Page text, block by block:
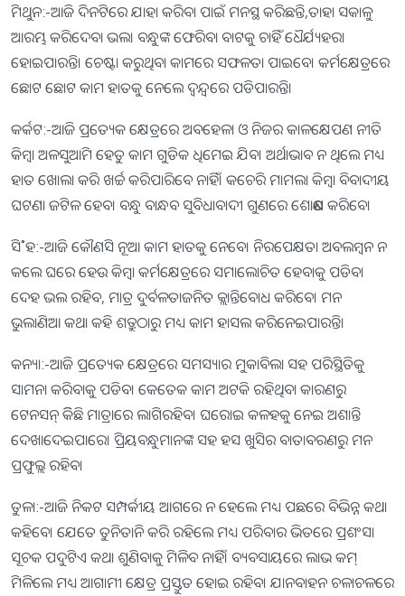
ମିଥୁନ:-ଆଜି ଦିନଟିରେ ଯାହା କରିବା ପାଇଁ ମନସ୍ଥ କରିଛନ୍ତି,ତାହା ସକାଳୁ
ଆରମ୍ଭ କରିଦେବା ଭଲ। ବନ୍ଧୁଙ୍କ ଫେରିବା ବାଟକୁ ଚାହିଁ ଧୈର୍ଯ୍ୟହରା
ହୋଇପାରନ୍ତି। ଚେଷ୍ଟା କରୁଥିବା କାମରେ ସଫଳତା ପାଇବେ। କର୍ମକ୍ଷେତ୍ରରେ
ଛୋଟ ଛୋଟ କାମ ହାତକୁ ନେଲେ ଦ୍ୱନ୍ଦ୍ୱରେ ପଡିପାରନ୍ତି।
କର୍କଟ:-ଆଜି ପ୍ରତ୍ୟେକ କ୍ଷେତ୍ରରେ ଅବହେଳା ଓ ନିଜର କାଳକ୍ଷେପଣ ନୀତି
କିମ୍ବା ଅଳସୁଆମି ହେତୁ କାମ ଗୁଡିକ ଧିମେଇ ଯିବ। ଅର୍ଥାଭାବ ନ ଥିଲେ ମଧ୍ୟ
ହାତ ଖୋଲା କରି ଖର୍ଚ୍ଚ କରିପାରିବେ ନାହିଁ। କଚେରି ମାମଲା କିମ୍ବା ବିବାଦୀୟ
ଘଟଣା ଜଟିଳ ହେବ। ବନ୍ଧୁ ବାନ୍ଧବ ସୁବିଧାବାଦୀ ଗୁଣରେ ଶୋଷଣ କରିବେ।
ସି˚ହ:-ଆଜି କୌଣସି ନୂଆ କାମ ହାତକୁ ନେବେ। ନିରପେକ୍ଷତା ଅବଲମ୍ବନ ନ
କଲେ ଘରେ ହେଉ କିମ୍ବା କର୍ମକ୍ଷେତ୍ରରେ ସମାଲୋଚିତ ହେବାକୁ ପଡିବ।
ଦେହ ଭଲ ରହିବ, ମାତ୍ର ଦୁର୍ବଳତାଜନିତ କ୍ଲାନ୍ତିବୋଧ କରିବେ। ମନ
ଭୁଲାଣିଆ କଥା କହି ଶତ୍ରୁଠାରୁ ମଧ୍ୟ କାମ ହାସଲ କରିନେଇପାରନ୍ତି।
କନ୍ୟା:-ଆଜି ପ୍ରତ୍ୟେକ କ୍ଷେତ୍ରରେ ସମସ୍ୟାର ମୁକାବିଲା ସହ ପରିସ୍ଥିତିକୁ
ସାମନା କରିବାକୁ ପଡିବ। କେତେକ କାମ ଅଟକି ରହିଥିବା କାରଣରୁ
ଟେନସନ୍‌ କିିଛି ମାତ୍ରାରେ ଲାଗିରହିବ। ଘରୋଇ କଳହକୁ ନେଇ ଅଶାନ୍ତି
ଦେଖାଦେଇପାରେ। ପ୍ରିୟବନ୍ଧୁମାନଙ୍କ ସହ ହସ ଖୁସିର ବାତାବରଣରୁ ମନ
ପ୍ରଫୁଲ୍ଲ ରହିବ।
ତୁଳା:-ଆଜି ନିକଟ ସମ୍ପର୍କୀୟ ଆଗରେ ନ ହେଲେ ମଧ୍ୟ ପଛରେ ବିଭିନ୍ନ କଥା
କହିବେ। ଯେତେ ତୁନିତାନି କରି ରହିଲେ ମଧ୍ୟ ପରିବାର ଭିତରେ ପ୍ରଶଂସା
ସୂଚକ ପଦୁଟିଏ କଥା ଶୁଣିବାକୁ ମିଳିବ ନାହିଁ। ବ୍ୟବସାୟରେ ଲାଭ କମ୍‌
ମିଳିଲେ ମଧ୍ୟ ଆଗାମୀ କ୍ଷେତ୍ର ପ୍ରସ୍ତୁତ ହୋଇ ରହିବ। ଯାନବାହନ ଚଳାଚଳରେ